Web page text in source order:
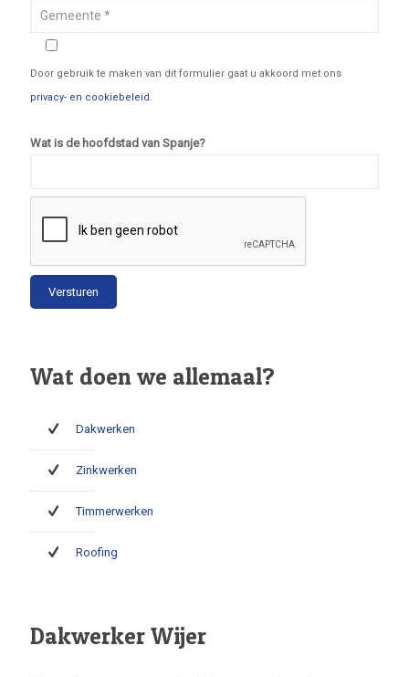
Door gebruik te maken van dit formulier gaat u akkoord met ons
privacy- en cookiebeleid.
Wat is de hoofdstad van Spanje?
Wat doen we allemaal?
Dakwerken
Zinkwerken
Timmerwerken
Roofing
Dakwerker Wijer